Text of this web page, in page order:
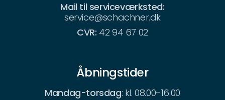
Mail til serviceværksted:
service@schachner.dk
CVR: 42 94 67 02
Åbningstider
Mandag-torsdag: kl. 08.00-16.00